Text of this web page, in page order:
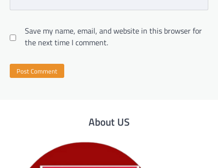
Save my name, email, and website in this browser for
the next time I comment.
About US